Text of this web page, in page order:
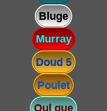
Bluge
Murray
Doud 5
Poulet
Oul que